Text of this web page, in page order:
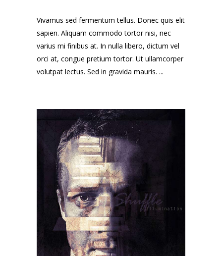
Vivamus sed fermentum tellus. Donec quis elit
sapien. Aliquam commodo tortor nisi, nec
varius mi finibus at. In nulla libero, dictum vel
orci at, congue pretium tortor. Ut ullamcorper
volutpat lectus. Sed in gravida mauris. ...